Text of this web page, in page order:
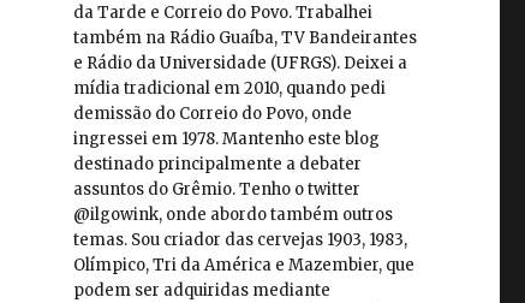
da Tarde e Correio do Povo. Trabalhei
também na Rádio Guaíba, TV Bandeirantes
e Rádio da Universidade (UFRGS). Deixei a
mídia tradicional em 2010, quando pedi
demissão do Correio do Povo, onde
ingressei em 1978. Mantenho este blog
destinado principalmente a debater
assuntos do Grêmio. Tenho o twitter
@ilgowink, onde abordo também outros
temas. Sou criador das cervejas 1903, 1983,
Olímpico, Tri da América e Mazembier, que
podem ser adquiridas mediante